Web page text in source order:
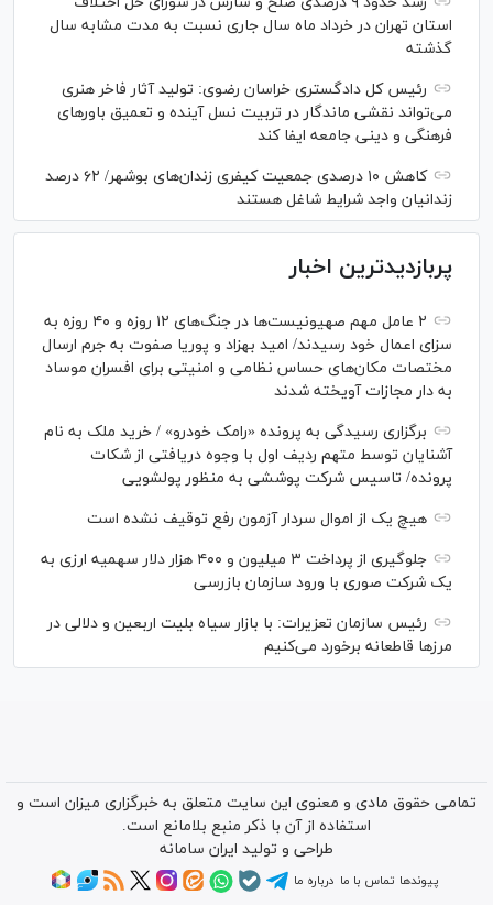
استان تهران در خرداد ماه سال جاری نسبت به مدت مشابه سال
گذشته
رئیس کل دادگستری خراسان رضوی: تولید آثار فاخر هنری
می‌تواند نقشی ماندگار در تربیت نسل آینده و تعمیق باور‌های
فرهنگی و دینی جامعه ایفا کند
کاهش ۱۰ درصدی جمعیت کیفری زندان‌های بوشهر/ ۶۲ درصد
زندانیان واجد شرایط شاغل هستند
پربازدیدترین اخبار
۲ عامل مهم صهیونیست‌ها در جنگ‌های ۱۲ روزه و ۴۰ روزه به
سزای اعمال خود رسیدند/ امید بهزاد و پوریا صفوت به جرم ارسال
مختصات مکان‌های حساس نظامی و امنیتی برای افسران موساد
به دار مجازات آویخته شدند
برگزاری رسیدگی به پرونده «رامک خودرو» / خرید ملک به نام
آشنایان توسط متهم ردیف اول با وجوه دریافتی از شکات
پرونده/ تاسیس شرکت پوششی به منظور پولشویی
هیچ یک از اموال سردار آزمون رفع توقیف نشده است
جلوگیری از پرداخت ۳ میلیون و ۴۰۰ هزار دلار سهمیه ارزی به
یک شرکت صوری با ورود سازمان بازرسی
رئیس سازمان تعزیرات: با بازار سیاه بلیت اربعین و دلالی در
مرز‌ها قاطعانه برخورد می‌کنیم
تمامی حقوق مادی و معنوی این سایت متعلق به خبرگزاری میزان است و
استفاده از آن با ذکر منبع بلامانع است.
طراحی و تولید ایران سامانه
پیوندها تماس با ما درباره ما